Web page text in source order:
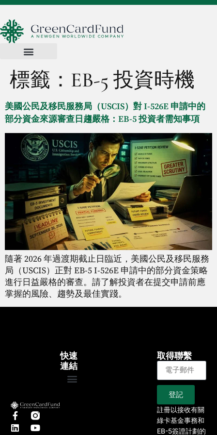
標籤： EB-5 投資時機
美國公民及移民服務局（USCIS）對 I-526E 申請中的
部分資金來源審查日趨嚴格：EB-5 投資者需知事項
隨著 2026 年過渡期截止日臨近，美國公民及移民服務
局（USCIS）正對 EB-5 I-526E 申請中的部分資金策略
進行日益嚴格的審查。請了解投資者在提交申請前應
掌握的風險、趨勢及最佳實踐。
快速
連結
取得聯繫
登記
註冊以接收有關
綠卡基金事務和
EB-5簽證計劃的